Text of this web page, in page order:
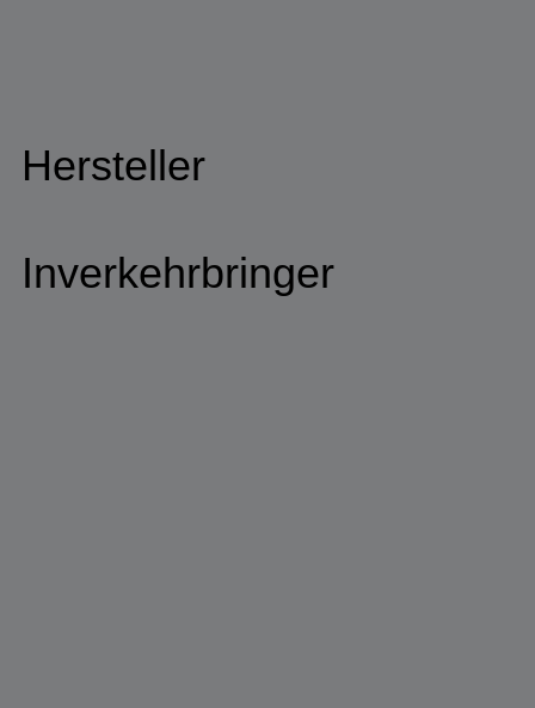
Hersteller
Inverkehrbringer